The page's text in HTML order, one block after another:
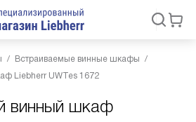
Встраиваемые винные шкафы
Liebherr UWTes 1672
винный шкаф